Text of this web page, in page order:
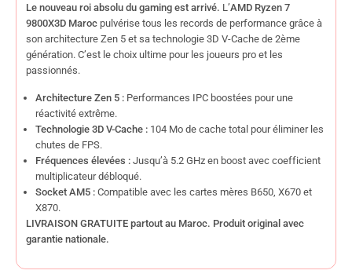
Le nouveau roi absolu du gaming est arrivé. L’AMD Ryzen 7
9800X3D Maroc pulvérise tous les records de performance grâce à
son architecture Zen 5 et sa technologie 3D V-Cache de 2ème
génération. C’est le choix ultime pour les joueurs pro et les
passionnés.
Architecture Zen 5 : Performances IPC boostées pour une
réactivité extrême.
Technologie 3D V-Cache : 104 Mo de cache total pour éliminer les
chutes de FPS.
Fréquences élevées : Jusqu’à 5.2 GHz en boost avec coefficient
multiplicateur débloqué.
Socket AM5 : Compatible avec les cartes mères B650, X670 et
X870.
LIVRAISON GRATUITE partout au Maroc. Produit original avec
garantie nationale.